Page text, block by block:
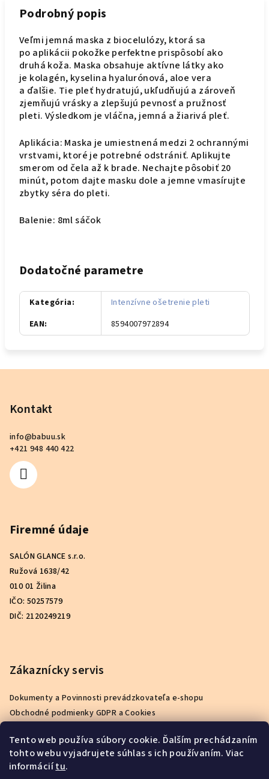
Tento web používa súbory cookie. Ďalším prechádzaním
tohto webu vyjadrujete súhlas s ich používaním. Viac
informáciítu.
Podrobný popis
Veľmi jemná maska z biocelulózy, ktorá sa
po aplikácii pokožke perfektne prispôsobí ako
druhá koža. Maska obsahuje aktívne látky ako
je kolagén, kyselina hyalurónová, aloe vera
a ďalšie. Tie pleť hydratujú, ukľudňujú a zároveň
zjemňujú vrásky a zlepšujú pevnosť a pružnosť
pleti. Výsledkom je vláčna, jemná a žiarivá pleť.
Aplikácia: Maska je umiestnená medzi 2 ochrannými
vrstvami, ktoré je potrebné odstrániť. Aplikujte
smerom od čela až k brade. Nechajte pôsobiť 20
minút, potom dajte masku dole a jemne vmasírujte
zbytky séra do pleti.
Balenie: 8ml sáčok
Dodatočné parametre
Kategória:
Intenzívne ošetrenie pleti
EAN: 8594007972894
Kontakt
info@babuu.sk
+421 948 440 422
Firemné údaje
SALÓN GLANCE s.r.o.
Ružová 1638/42
010 01 Žilina
IČO: 50257579
DIČ: 2120249219
Zákaznícky servis
Dokumenty a Povinnosti prevádzkovateľa e-shopu
Obchodné podmienky GDPR a Cookies
Reklamačný poriadok
Ako nakupovať
Kontakty